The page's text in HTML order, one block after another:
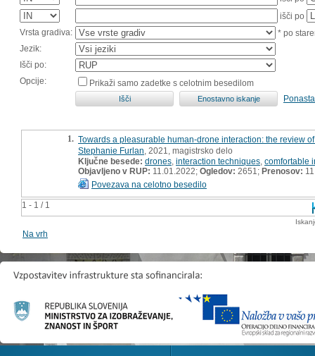
išči po
Vrsta gradiva:
* po
Jezik:
Išči po:
Opcije:
Prikaži samo zadetke s celotnim besedilom
1 - 1 / 1
1. Towards a pleasurable human-drone interaction: the review
Stephanie Furlan , 2021, magistrsko delo
Ključne besede: drones interaction techniques comfortable
Objavljeno v RUP: 11.01.2022; Ogledov: 2651; Prenosov: 11
Povezava na celotno besedilo
Na vrh